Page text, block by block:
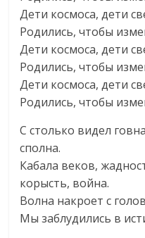
Дети космоса, дети
Родились, чтобы
Дети космоса, дети
Родились, чтобы
Дети космоса, дети
Родились, чтобы
С столько видел
сполна.
Кабала веков,
корысть, война.
Волна накроет с
Мы заблудились в